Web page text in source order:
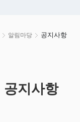
알림마당 공지사항
공지사항